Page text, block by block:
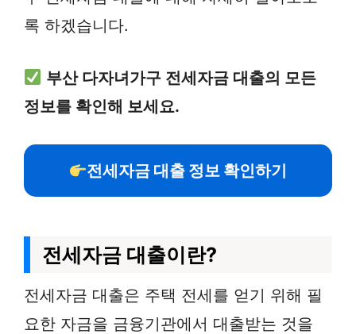
록 하겠습니다.
부산 다자녀가구 전세자금 대출의 모든
정보를 확인해 보세요.
전세자금 대출 정보 확인하기
전세자금 대출이란?
전세자금 대출은 주택 전세를 얻기 위해 필
요한 자금을 금융기관에서 대출받는 것을